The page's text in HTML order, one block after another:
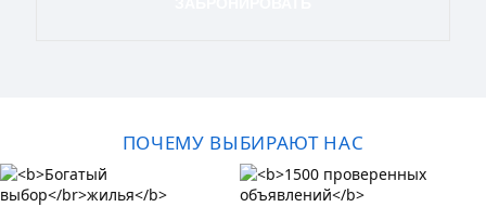
ПОЧЕМУ ВЫБИРАЮТ НАС